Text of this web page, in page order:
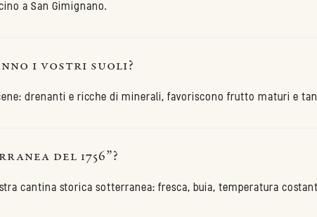
a San Gimignano.
i vostri suoli?
drenanti e ricche di minerali, favoriscono frutto maturi e
del 1756”?
cantina storica sotterranea: fresca, buia, temperatura